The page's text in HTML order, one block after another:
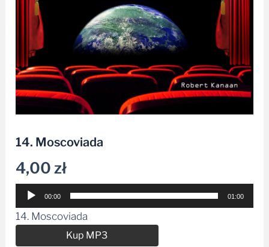
14. Moscoviada
4,00zł
Odtwarzacz
plików
dźwiękowych
00:00 01:00
14. Moscoviada
Kup MP3